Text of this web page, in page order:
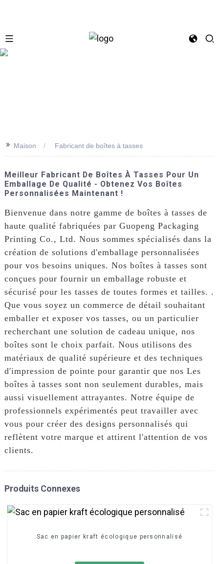
>> Maison Fabricant de boîtes à tasses
Meilleur Fabricant De Boîtes À Tasses Pour Un
Emballage De Qualité - Obtenez Vos Boîtes
Personnalisées Maintenant !
Bienvenue dans notre gamme de boîtes à tasses de
haute qualité fabriquées par Guopeng Packaging
Printing Co., Ltd. Nous sommes spécialisés dans la
création de solutions d'emballage personnalisées
pour vos besoins uniques. Nos boîtes à tasses sont
conçues pour fournir un emballage robuste et
sécurisé pour les tasses de toutes formes et tailles. .
Que vous soyez un commerce de détail souhaitant
emballer et exposer vos tasses, ou un particulier
recherchant une solution de cadeau unique, nos
boîtes sont le choix parfait. Nous utilisons des
matériaux de qualité supérieure et des techniques
d'impression de pointe pour garantir que nos Les
boîtes à tasses sont non seulement durables, mais
aussi visuellement attrayantes. Notre équipe de
professionnels expérimentés peut travailler avec
vous pour créer des designs personnalisés qui
reflètent votre marque et attirent l'attention de vos
clients.
Produits Connexes
Sac en papier kraft écologique personnalisé